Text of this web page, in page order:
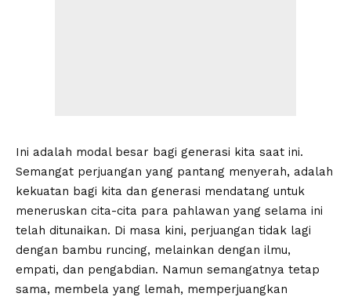
Ini adalah modal besar bagi generasi kita saat ini.
Semangat perjuangan yang pantang menyerah, adalah
kekuatan bagi kita dan generasi mendatang untuk
meneruskan cita-cita para pahlawan yang selama ini
telah ditunaikan. Di masa kini, perjuangan tidak lagi
dengan bambu runcing, melainkan dengan ilmu,
empati, dan pengabdian. Namun semangatnya tetap
sama, membela yang lemah, memperjuangkan